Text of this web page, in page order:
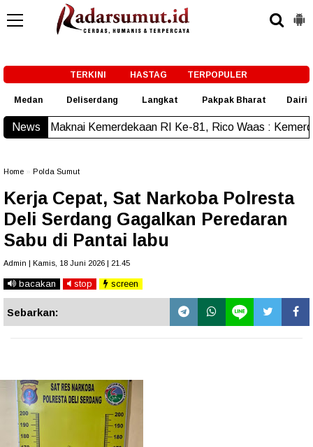
TERKINI HASTAG TERPOPULER
Medan Deliserdang Langkat Pakpak Bharat Dairi
News RI Ke-81, Rico Waas : Kemerdekaan Harus
Home Polda Sumut
Kerja Cepat, Sat Narkoba Polresta
Deli Serdang Gagalkan Peredaran
Sabu di Pantai labu
Admin | Kamis, 18 Juni 2026 | 21.45
bacakan stop screen
Sebarkan: